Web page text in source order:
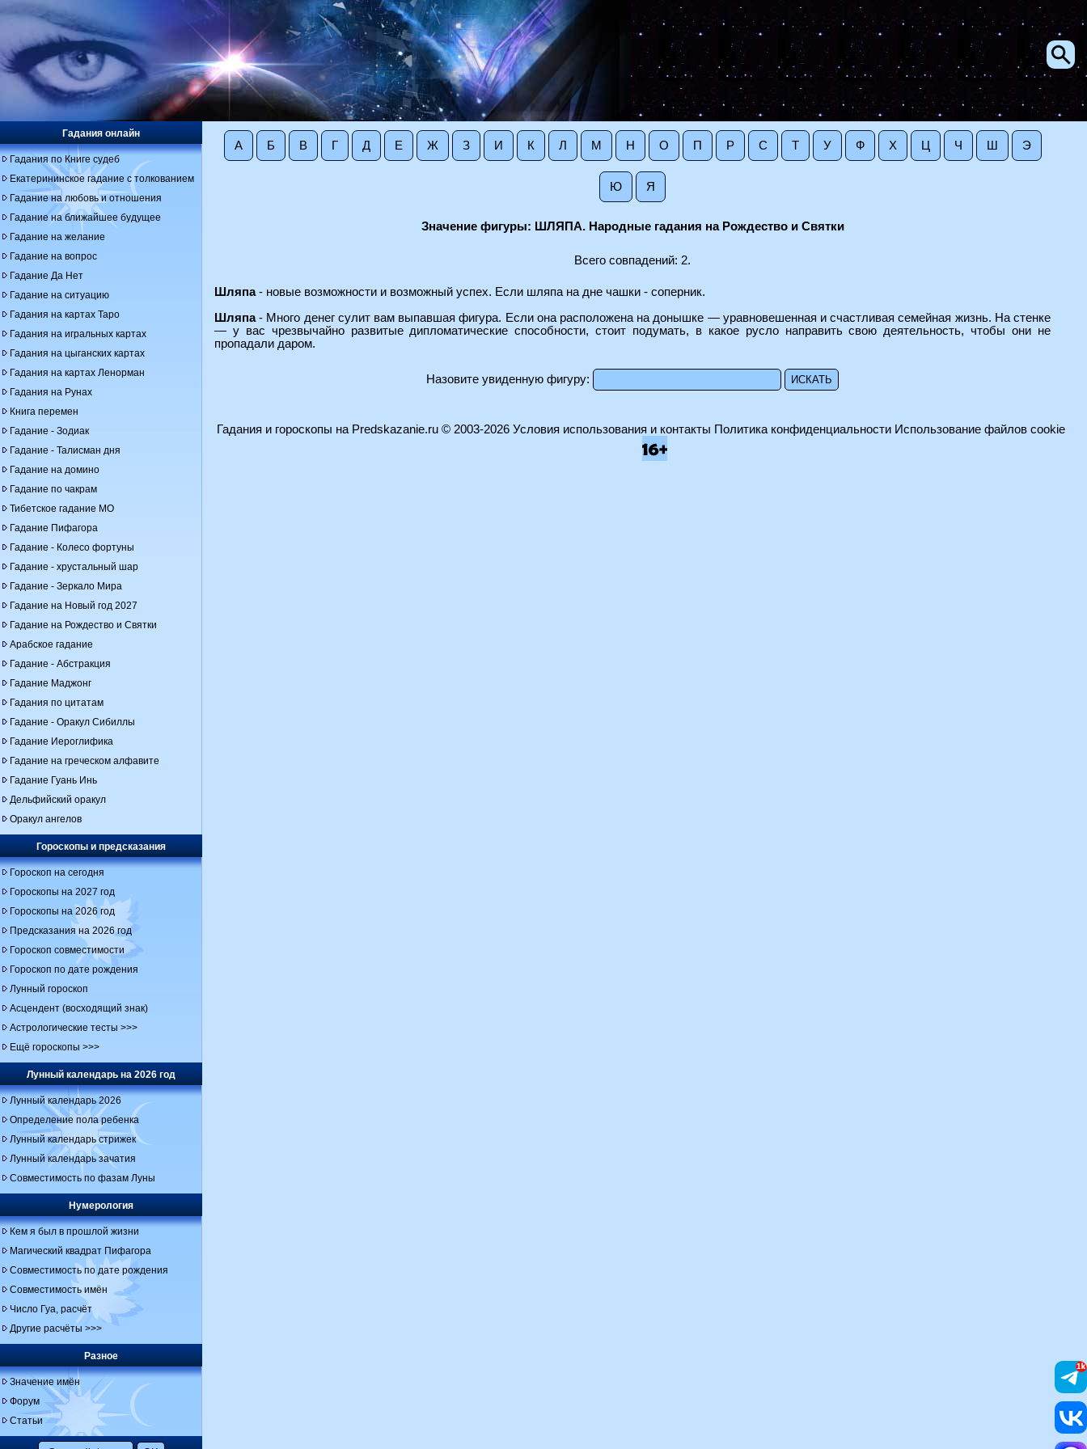
А Б В Г Д Е Ж З И К Л М Н О П Р С Т У Ф Х Ц Ч Ш Э
Ю Я
Значение фигуры: ШЛЯПА. Народные гадания на Рождество и Святки
Всего совпадений: 2.
Шляпа- новые возможности и возможный успех. Если шляпа на дне чашки - соперник.
Шляпа- Много денег сулит вам выпавшая фигура. Если она расположена на донышке — уравновешенная и счастливая семейная жизнь. На стенке
— у вас чрезвычайно развитые дипломатические способности, стоит подумать, в какое русло направить свою деятельность, чтобы они не
пропадали даром.
Назовите увиденную фигуру:
Гадания онлайн
Гадания по Книге судеб
Екатерининское гадание с толкованием
Гадание на любовь и отношения
Гадание на ближайшее будущее
Гадание на желание
Гадание на вопрос
Гадание Да Нет
Гадание на ситуацию
Гадания на картах Таро
Гадания на игральных картах
Гадания на цыганских картах
Гадания на картах Ленорман
Гадания на Рунах
Книга перемен
Гадание - Зодиак
Гадание - Талисман дня
Гадание на домино
Гадание по чакрам
Тибетское гадание МО
Гадание Пифагора
Гадание - Колесо фортуны
Гадание - хрустальный шар
Гадание - Зеркало Мира
Гадание на Новый год 2027
Гадание на Рождество и Святки
Арабское гадание
Гадание - Абстракция
Гадание Маджонг
Гадания по цитатам
Гадание - Оракул Сибиллы
Гадание Иероглифика
Гадание на греческом алфавите
Гадание Гуань Инь
Дельфийский оракул
Оракул ангелов
Гороскопы и предсказания
Гороскоп на сегодня
Гороскопы на 2027 год
Гороскопы на 2026 год
Предсказания на 2026 год
Гороскоп совместимости
Гороскоп по дате рождения
Лунный гороскоп
Асцендент (восходящий знак)
Астрологические тесты >>>
Ещё гороскопы >>>
Лунный календарь на 2026 год
Лунный календарь 2026
Определение пола ребенка
Лунный календарь стрижек
Лунный календарь зачатия
Совместимость по фазам Луны
Нумерология
Кем я был в прошлой жизни
Магический квадрат Пифагора
Совместимость по дате рождения
Совместимость имён
Число Гуа, расчёт
Другие расчёты >>>
Разное
Значение имён
Форум
Статьи
Гадания и гороскопы на Predskazanie.ru© 2003-2026 Условия использования и контакты Политика конфиденциальности Использование файлов cookie